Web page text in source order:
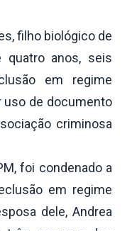
filho biológico de
quatro anos, seis
em regime
uso de documento
criminosa
foi condenado a
em regime
dele, Andrea